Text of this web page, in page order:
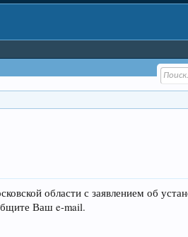
области с заявлением об
Ваш e-mail.